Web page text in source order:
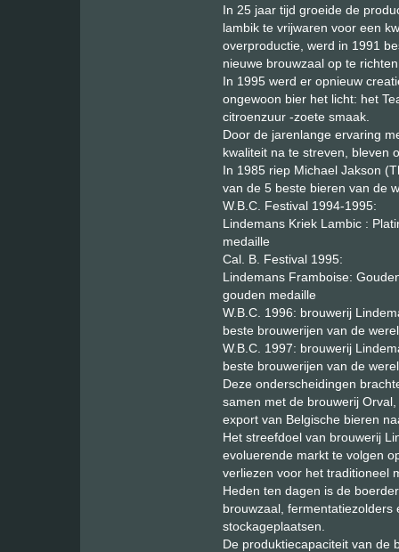
In 25 jaar tijd groeide de
lambik te vrijwaren voor een
overproductie, werd in 1991
nieuwe brouwzaal op te
In 1995 werd er opnieuw
ongewoon bier het licht: het
citroenzuur -zoete smaak.
Door de jarenlange ervaring
kwaliteit na te streven, bleven
In 1985 riep Michael Jakson
van de 5 beste bieren van de
W.B.C. Festival 1994-1995:
Lindemans Kriek Lambic :
medaille
Cal. B. Festival 1995:
Lindemans Framboise:
gouden medaille
W.B.C. 1996: brouwerij
beste brouwerijen van de
W.B.C. 1997: brouwerij
beste brouwerijen van de
Deze onderscheidingen
samen met de brouwerij
export van Belgische bieren
Het streefdoel van brouwerij
evoluerende markt te volgen
verliezen voor het traditioneel
Heden ten dagen is de
brouwzaal,
stockageplaatsen.
De produktiecapaciteit van de